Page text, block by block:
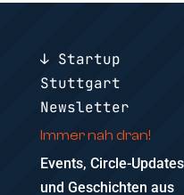
↓ Startup
Stuttgart
Newsletter
Immer nah dran!
Events, Circle-Updates
und Geschichten aus